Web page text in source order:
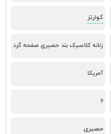
کوارتز
زنانه کلاسیک بند حصیری صفحه گرد
آمریکا
6
حصیری